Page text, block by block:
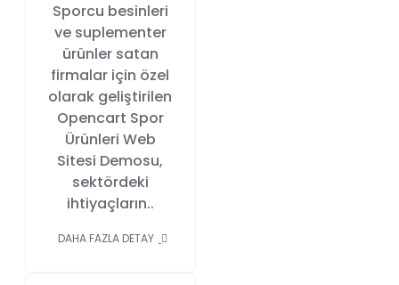
Sporcu besinleri
ve suplementer
ürünler satan
firmalar için özel
olarak geliştirilen
Opencart Spor
Ürünleri Web
Sitesi Demosu,
sektördeki
ihtiyaçların..
DAHA FAZLA DETAY